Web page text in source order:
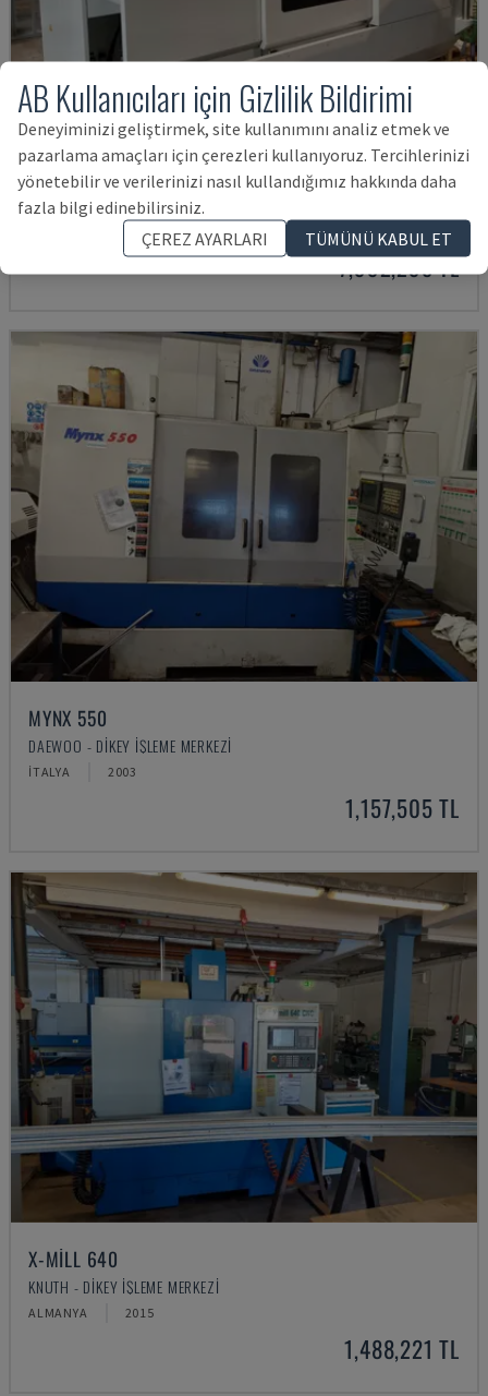
U5-1530
SPINNER - DIKEY İŞLEME MERKEZI
2021 6.000 SAAT
7,992,295 TL
MYNX 550
DAEWOO - DIKEY İŞLEME MERKEZI
İTALYA 2003
1,157,505 TL
X-MILL 640
KNUTH - DIKEY İŞLEME MERKEZI
ALMANYA 2015
1,488,221 TL
AB Kullanıcıları için Gizlilik Bildirimi
Deneyiminizi geliştirmek, site kullanımını analiz etmek ve
pazarlama amaçları için çerezleri kullanıyoruz. Tercihlerinizi
yönetebilir ve verilerinizi nasıl kullandığımız hakkında daha
fazla bilgi edinebilirsiniz.
ÇEREZ AYARLARI
TÜMÜNÜ KABUL ET